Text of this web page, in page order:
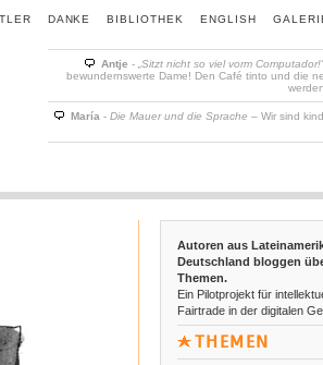
ENGLISH
BIBLIOTHEK
DANKE
Antje - „Sitzt nicht so viel vorm Computador!“
bewundernswerte Dame! Den Café tinto und die
María - Die Mauer und die Sprache – Wir sind
Autoren aus
Deutschland bloggen
Themen.
Ein Pilotprojekt für
Fairtrade in der digitalen
THEMEN